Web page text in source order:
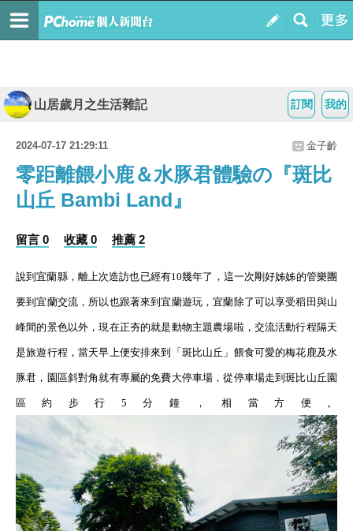
我的
訂閱
山居歲月之生活雜記
2024-07-17 21:29:11 金子齡
零距離餵小鹿＆水豚君體驗の『斑比
山丘 Bambi Land』
留言 0 收藏 0 推薦 2
說到宜蘭縣，離上次造訪也已經有10幾年了，這一次剛好姊姊的管樂團
要到宜蘭交流，所以也跟著來到宜蘭遊玩，宜蘭除了可以享受稻田與山
峰間的景色以外，現在正夯的就是動物主題農場啦，交流活動行程隔天
是旅遊行程，當天早上便安排來到「斑比山丘」餵食可愛的梅花鹿及水
豚君，園區斜對角就有專屬的免費大停車場，從停車場走到斑比山丘園
區約步行 5 分鐘，相當方便。